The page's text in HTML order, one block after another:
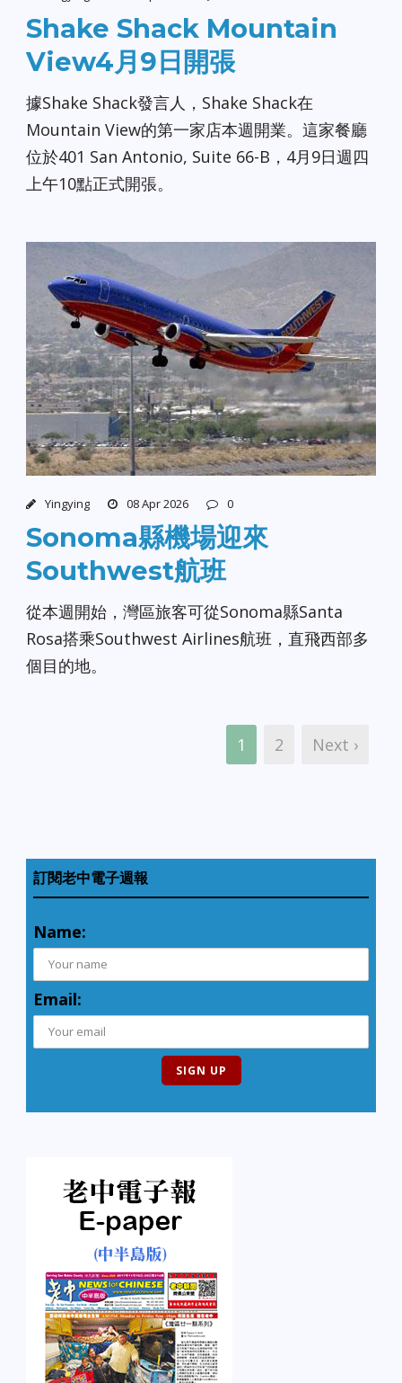
Shake Shack Mountain
View4月9日開張
據Shake Shack發言人，Shake Shack在
Mountain View的第一家店本週開業。這家餐廳
位於401 San Antonio, Suite 66-B，4月9日週四
上午10點正式開張。
Yingying 08 Apr 2026 0
Sonoma縣機場迎來
Southwest航班
從本週開始，灣區旅客可從Sonoma縣Santa
Rosa搭乘Southwest Airlines航班，直飛西部多
個目的地。
1 2 Next ›
訂閱老中電子週報
Name:
Email: